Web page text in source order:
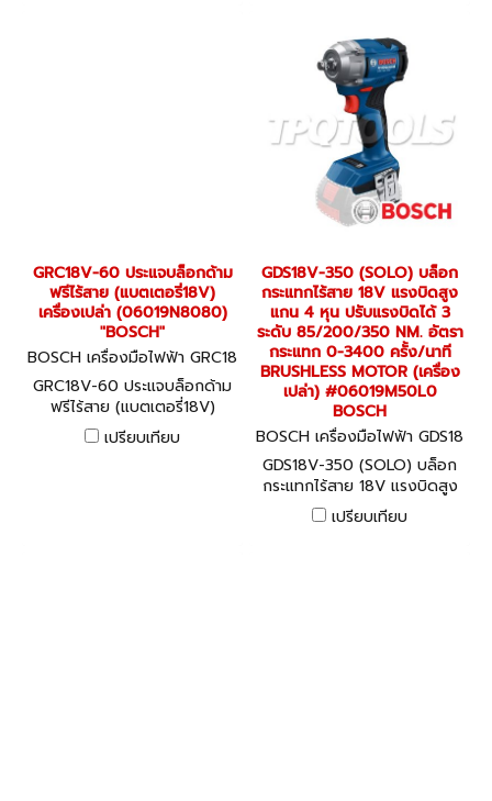
GRC18V-60 ประแจบล็อกด้าม
ฟรีไร้สาย (แบตเตอรี่18V)
เครื่องเปล่า (06019N8080)
"BOSCH"
BOSCH เครื่องมือไฟฟ้า GRC18
V-60 (06019N8080)
GRC18V-60 ประแจบล็อกด้าม
ฟรีไร้สาย (แบตเตอรี่18V)
เครื่องเปล่า (06019N8080)
"BOSCH"
เปรียบเทียบ
GDS18V-350 (SOLO) บล็อก
กระแทกไร้สาย 18V แรงบิดสูง
แกน 4 หุน ปรับแรงบิดได้ 3
ระดับ 85/200/350 NM. อัตรา
กระแทก 0-3400 ครั้ง/นาที
BRUSHLESS MOTOR (เครื่อง
เปล่า) #06019M50L0
BOSCH
BOSCH เครื่องมือไฟฟ้า GDS18
V-350 (SOLO) (06019M50L
0)
GDS18V-350 (SOLO) บล็อก
กระแทกไร้สาย 18V แรงบิดสูง
แกน 4 หุน ปรับแรงบิดได้ 3
ระดับ 85/200/350 NM. อัตรา
เปรียบเทียบ